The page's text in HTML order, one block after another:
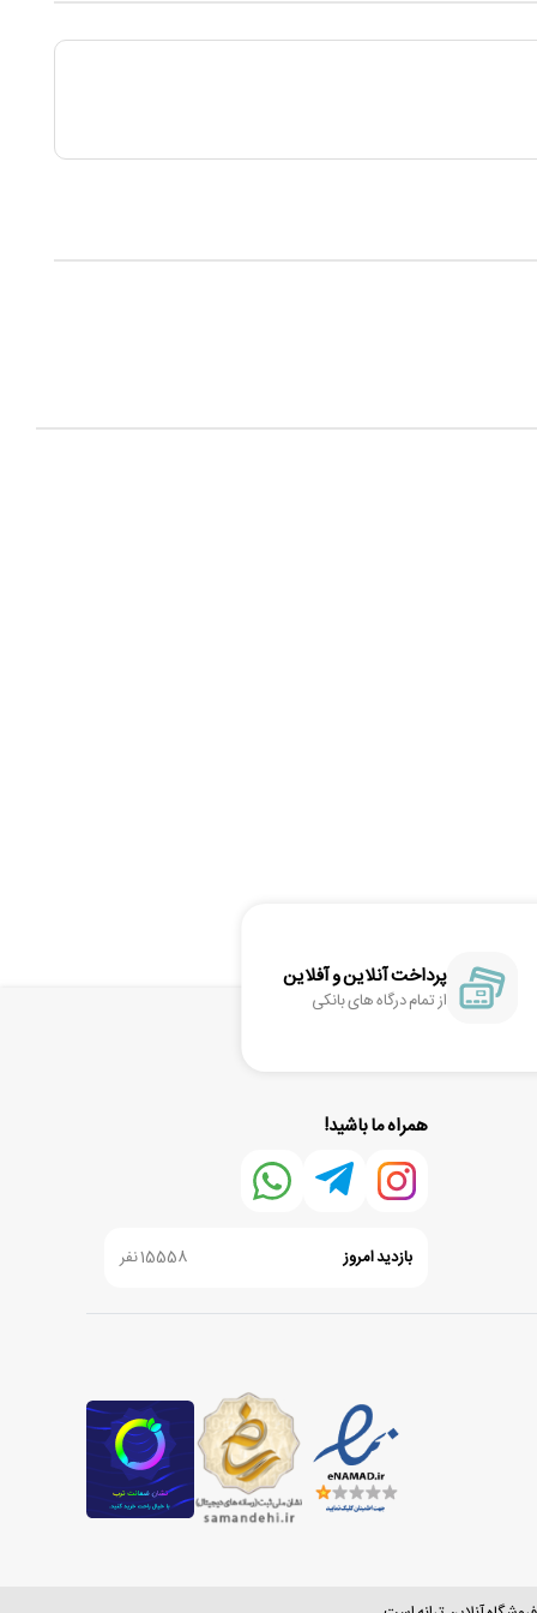
پرداخت آنلاین و آفلاین
از تمام درگاه های بانکی
همراه ما باشید!
بازدید امروز 15558 نفر